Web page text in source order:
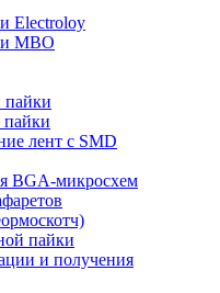
Electroloy
MBO
пайки
лент с SMD
BGA-микросхем
пайки
и получения